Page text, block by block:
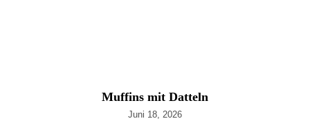
Muffins mit Datteln
Juni 18, 2026